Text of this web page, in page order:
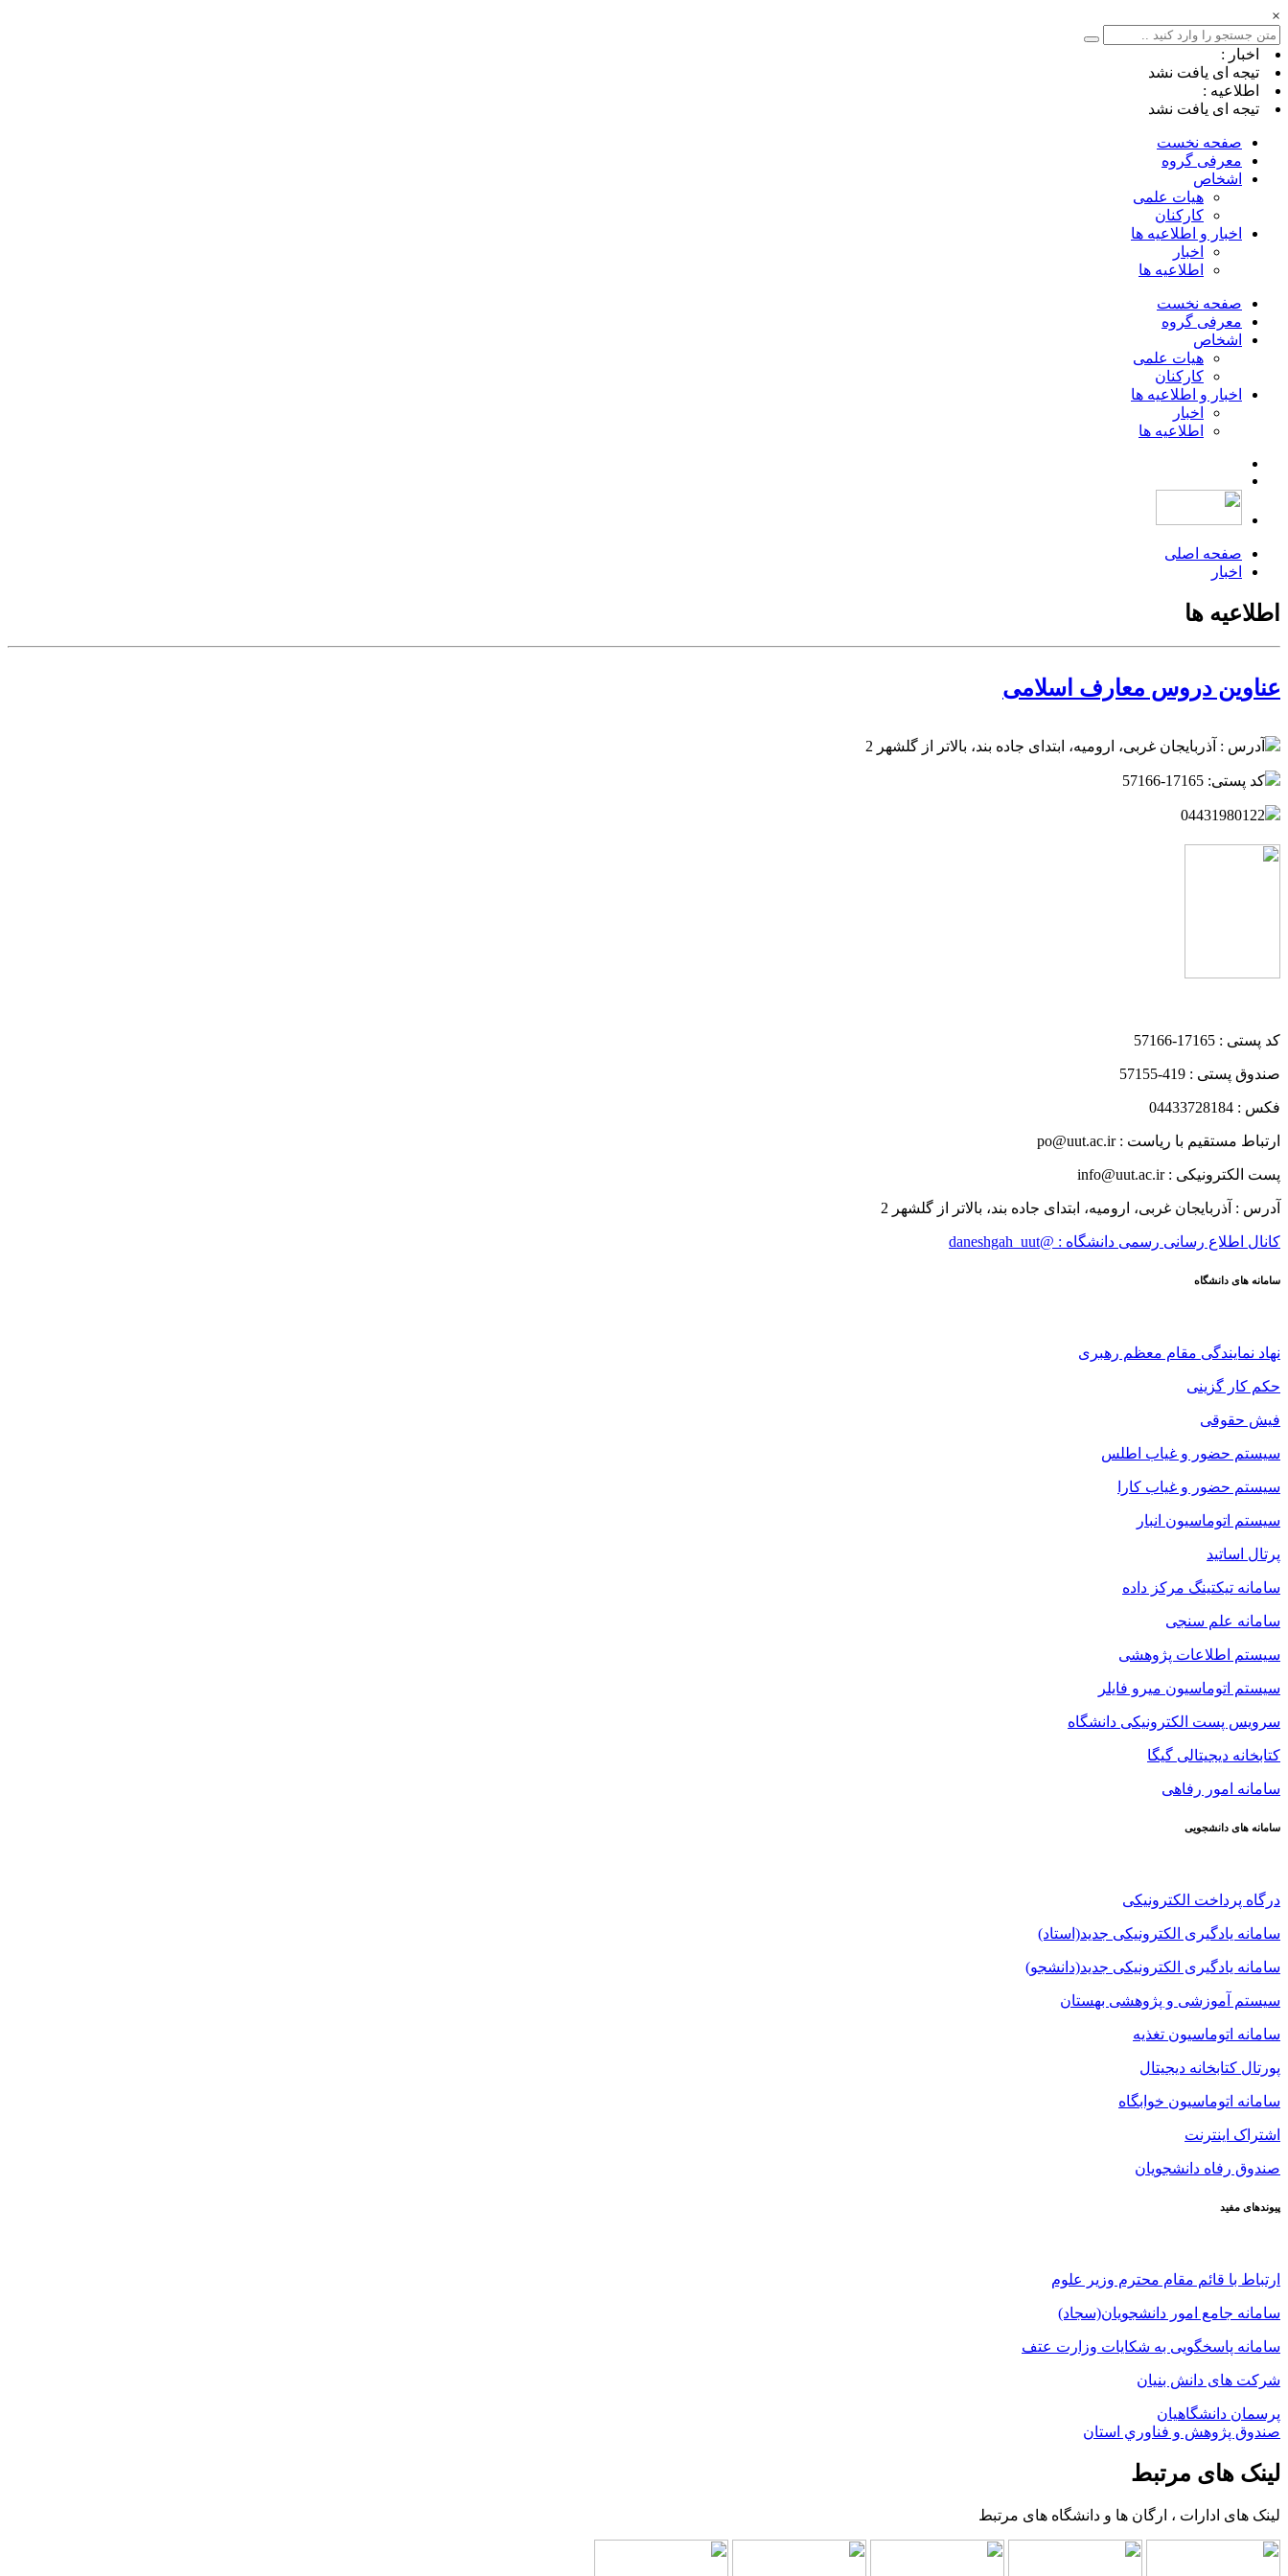
×
اخبار :
تیجه ای یافت نشد
اطلاعیه :
تیجه ای یافت نشد
صفحه نخست
معرفی گروه
اشخاص
هیات علمی
کارکنان
اخبار و اطلاعیه ها
اخبار
اطلاعیه ها
صفحه نخست
معرفی گروه
اشخاص
هیات علمی
کارکنان
اخبار و اطلاعیه ها
اخبار
اطلاعیه ها
صفحه اصلی
اخبار
اطلاعیه ها
عناوین دروس معارف اسلامی
آدرس : آذربایجان غربی، ارومیه، ابتدای جاده بند، بالاتر از گلشهر 2
کد پستی: 17165-57166
04431980122
کد پستی : 17165-57166
صندوق پستی : 419-57155
فکس : 04433728184
ارتباط مستقیم با ریاست : po@uut.ac.ir
پست الکترونیکی : info@uut.ac.ir
آدرس : آذربایجان غربی، ارومیه، ابتدای جاده بند، بالاتر از گلشهر 2
کانال اطلاع رسانی رسمی دانشگاه : @daneshgah_uut
سامانه های دانشگاه
نهاد نمایندگی مقام معظم رهبری
حکم کار گزینی
فیش حقوقی
سیستم حضور و غیاب اطلس
سیستم حضور و غیاب کارا
سیستم اتوماسیون انبار
پرتال اساتید
سامانه تیکتینگ مرکز داده
سامانه علم سنجی
سیستم اطلاعات پژوهشی
سیستم اتوماسیون میرو فایلر
سرویس پست الکترونیکی دانشگاه
کتابخانه دیجیتالی گیگا
سامانه امور رفاهی
سامانه های دانشجویی
درگاه پرداخت الکترونیکی
سامانه یادگیری الکترونیکی جدید(استاد)
سامانه یادگیری الکترونیکی جدید(دانشجو)
سیستم آموزشی و پژوهشی بهستان
سامانه اتوماسیون تغذیه
پورتال کتابخانه دیجیتال
سامانه اتوماسیون خوابگاه
اشتراک اینترنت
صندوق رفاه دانشجویان
پیوندهای مفید
ارتباط با قائم مقام محترم وزیر علوم
سامانه جامع امور دانشجویان(سجاد)
سامانه پاسخگویی به شکایات وزارت عتف
شرکت های دانش بنیان
پرسمان دانشگاهیان
صندوق پژوهش و فناوري استان
لینک های مرتبط
لینک های ادارات ، ارگان ها و دانشگاه های مرتبط